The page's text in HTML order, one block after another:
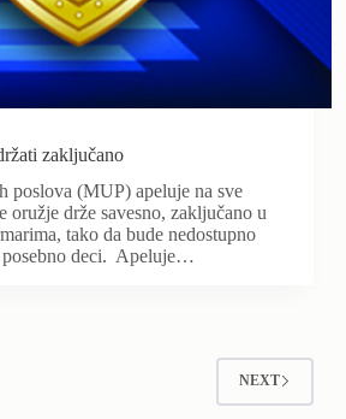
zaključano
poslova (MUP) apeluje na sve
oružje drže savesno, zaključano u
tako da bude nedostupno
posebno deci. Apeluje…
NEXT